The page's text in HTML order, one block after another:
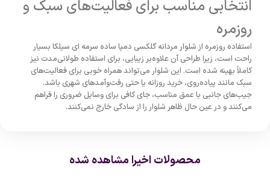
انتخابی مناسب برای فعالیت‌های سبک و
روزمره
استفاده روزمره از شلوار مردانه گلکسی دمپا ساده سرمه ای سیلکا بسیار
راحت است، زیرا طراحی آن علاوه‌بر زیبایی، برای استفاده طولانی‌مدت نیز
کاملاً بهینه شده است. این شلوار می‌تواند همراه خوبی برای فعالیت‌های
سبک مانند پیاده‌روی، خرید روزانه یا حتی رفت‌وآمدهای شهری باشد.
جیب‌های جانبی با عمق مناسب، جای کافی برای وسایل ضروری را فراهم
می‌کنند و در عین حال ظاهر شلوار را از سادگی خارج نمی‌کنند.
محصولات اخیرا مشاهده شده